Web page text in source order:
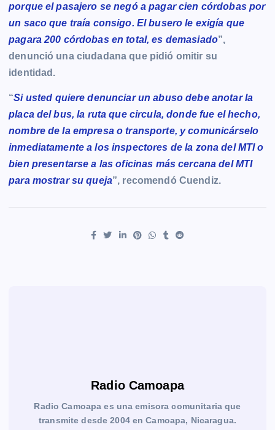
porque el pasajero se negó a pagar cien córdobas por
un saco que traía consigo. El busero le exigía que
pagara 200 córdobas en total, es demasiado”,
denunció una ciudadana que pidió omitir su
identidad.
“Si usted quiere denunciar un abuso debe anotar la
placa del bus, la ruta que circula, donde fue el hecho,
nombre de la empresa o transporte, y comunicárselo
inmediatamente a los inspectores de la zona del MTI o
bien presentarse a las oficinas más cercana del MTI
para mostrar su queja”, recomendó Cuendiz.
Radio Camoapa
Radio Camoapa es una emisora comunitaria que
transmite desde 2004 en Camoapa, Nicaragua.